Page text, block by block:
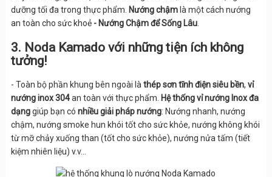
dưỡng tối đa trong thực phẩm. Nướng chậmlà một cách nướng
an toàn cho sức khoẻ - Nướng Chậm để Sống Lâu.
3. Noda Kamado với những tiện ích không
tưởng!
- Toàn bộ phần khung bên ngoài là thép sơn tĩnh điện siêu bền, vỉ
nướng inox 304an toàn với thực phẩm. Hệ thống vỉ nướng Inox đa
dạnggiúp bạn có nhiều giải pháp nướng: Nướng nhanh, nướng
chậm, nướng smoke hun khói tốt cho sức khỏe, nướng không khói
từ mỡ chảy xuống than (tốt cho sức khỏe), nướng nửa tấm (tiết
kiệm nhiên liệu) v.v…